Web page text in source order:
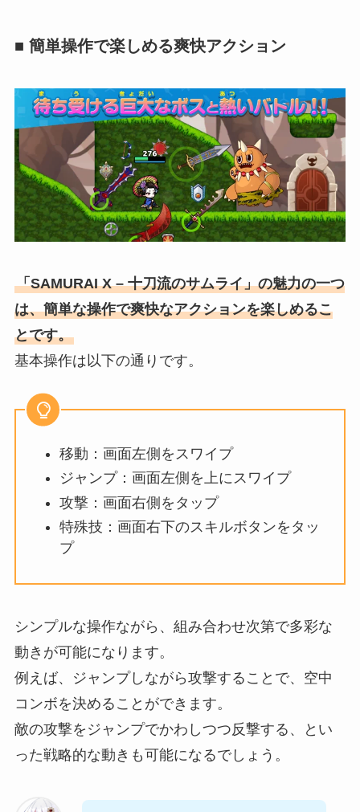
■ 簡単操作で楽しめる爽快アクション
「SAMURAI X – 十刀流のサムライ」の魅力の一つ
は、簡単な操作で爽快なアクションを楽しめるこ
とです。
基本操作は以下の通りです。
移動：画面左側をスワイプ
ジャンプ：画面左側を上にスワイプ
攻撃：画面右側をタップ
特殊技：画面右下のスキルボタンをタッ
プ
シンプルな操作ながら、組み合わせ次第で多彩な
動きが可能になります。
例えば、ジャンプしながら攻撃することで、空中
コンボを決めることができます。
敵の攻撃をジャンプでかわしつつ反撃する、とい
った戦略的な動きも可能になるでしょう。